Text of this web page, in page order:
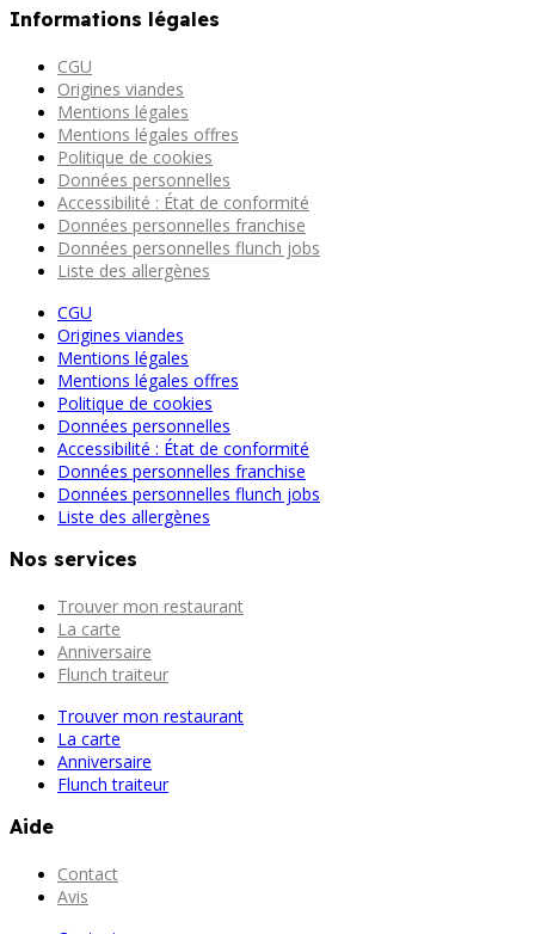
Informations légales
CGU
Origines viandes
Mentions légales
Mentions légales offres
Politique de cookies
Données personnelles
Accessibilité : État de conformité
Données personnelles franchise
Données personnelles flunch jobs
Liste des allergènes
CGU
Origines viandes
Mentions légales
Mentions légales offres
Politique de cookies
Données personnelles
Accessibilité : État de conformité
Données personnelles franchise
Données personnelles flunch jobs
Liste des allergènes
Nos services
Trouver mon restaurant
La carte
Anniversaire
Flunch traiteur
Trouver mon restaurant
La carte
Anniversaire
Flunch traiteur
Aide
Contact
Avis